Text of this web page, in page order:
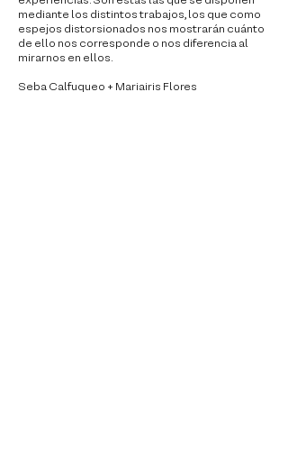
mediante los distintos trabajos, los que como
espejos distorsionados nos mostrarán cuánto
de ello nos corresponde o nos diferencia al
mirarnos en ellos.
Seba Calfuqueo + Mariairis Flores